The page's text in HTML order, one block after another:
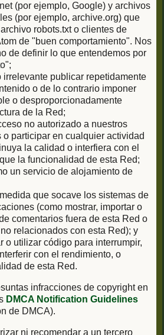
(por ejemplo, Google) y archivos
(por ejemplo, archive.org) que
robots.txt o clientes de
de "buen comportamiento". Nos
de definir lo que entendemos por
irrelevante publicar repetidamente
o de lo contrario imponer
o desproporcionadamente
de la Red;
no autorizado a nuestros
participar en cualquier actividad
la calidad o interfiera con el
la funcionalidad de esta Red;
un servicio de alojamiento de
que socave los sistemas de
(como mostrar, importar o
comentarios fuera de esta Red o
relacionados con esta Red); y
o utilizar código para interrumpir,
con el rendimiento, o
de esta Red.
infracciones de copyright en
DMCA Notification Guidelines
de DMCA).
ni recomendar a un tercero